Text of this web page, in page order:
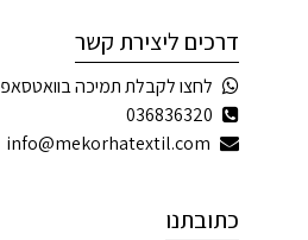
דרכים ליצירת קשר
לחצו לקבלת תמיכה בוואטסאפ
036836320
info@mekorhatextil.com
כתובתנו